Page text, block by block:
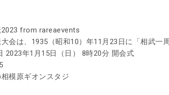
from rareaevents
会は、1935（昭和10）年11月23日に「相武一
2023年1月15日（日） 8時20分 開会式
模原ギオンスタジ